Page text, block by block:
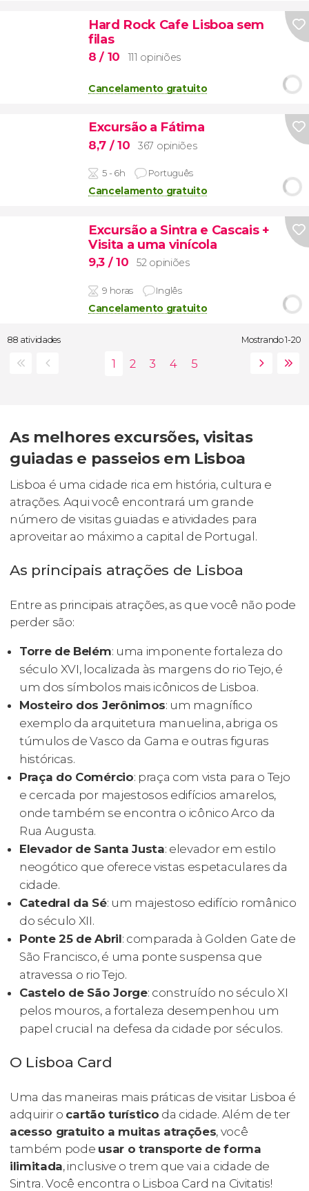
Hard Rock Cafe Lisboa sem
filas
8/ 10 111 opiniões
Cancelamento gratuito
Excursão a Fátima
8,7 / 10 367 opiniões
5 - 6h Português
Cancelamento gratuito
Excursão a Sintra e Cascais +
Visita a uma vinícola
9,3 / 10 52 opiniões
9 horas Inglês
Cancelamento gratuito
88 atividades Mostrando 1-20
As melhores excursões, visitas
guiadas e passeios em Lisboa
Lisboa é uma cidade rica em história, cultura e
atrações. Aqui você encontrará um grande
número de visitas guiadas e atividades para
aproveitar ao máximo a capital de Portugal.
As principais atrações de Lisboa
Entre as principais atrações, as que você não pode
perder são:
Torre de Belém: uma imponente fortaleza do
século XVI, localizada às margens do rio Tejo, é
um dos símbolos mais icônicos de Lisboa.
Mosteiro dos Jerônimos: um magnífico
exemplo da arquitetura manuelina, abriga os
túmulos de Vasco da Gama e outras figuras
históricas.
Praça do Comércio: praça com vista para o Tejo
e cercada por majestosos edifícios amarelos,
onde também se encontra o icônico Arco da
Rua Augusta.
Elevador de Santa Justa: elevador em estilo
neogótico que oferece vistas espetaculares da
cidade.
Catedral da Sé: um majestoso edifício românico
do século XII.
Ponte 25 de Abril: comparada à Golden Gate de
São Francisco, é uma ponte suspensa que
atravessa o rio Tejo.
Castelo de São Jorge: construído no século XI
pelos mouros, a fortaleza desempenhou um
papel crucial na defesa da cidade por séculos.
O Lisboa Card
Uma das maneiras mais práticas de visitar Lisboa é
adquirir o cartão turístico da cidade. Além de ter
acesso gratuito a muitas atrações, você
também pode usar o transporte de forma
ilimitada, inclusive o trem que vai a cidade de
Sintra. Você encontra o Lisboa Card na Civitatis!